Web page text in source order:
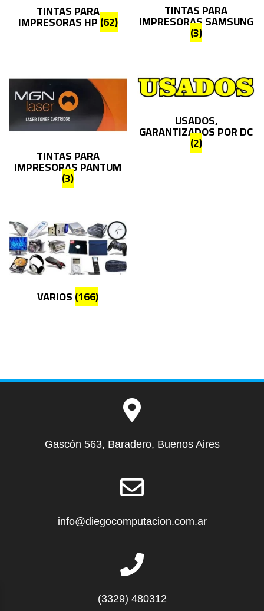
TINTAS PARA
IMPRESORAS HP(62)
TINTAS PARA
IMPRESORAS SAMSUNG
(3)
TINTAS PARA
IMPRESORAS PANTUM
(3)
USADOS,
GARANTIZADOS POR DC
(2)
VARIOS(166)
Gascón 563, Baradero, Buenos Aires
info@diegocomputacion.com.ar
(3329) 480312